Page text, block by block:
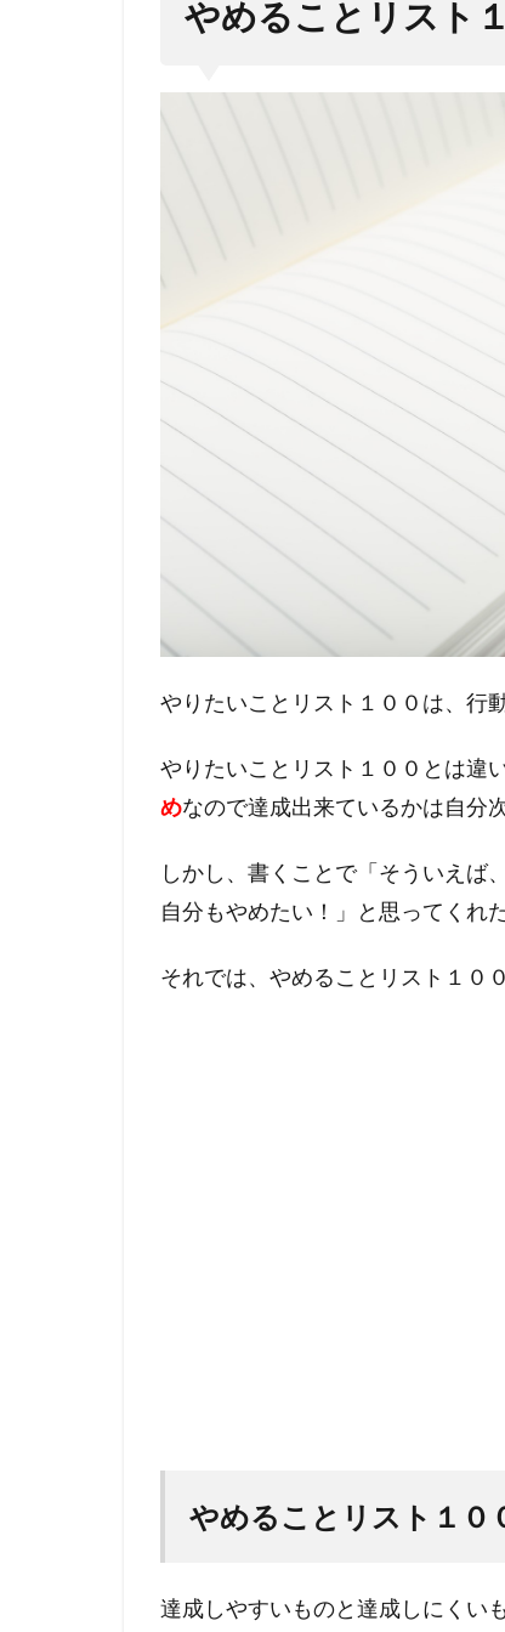
０
やめ
いて
る。
まと
やめることリスト
やりたいことリスト１００は、行
やりたいことリスト１００とは違い
めなので達成出来ているかは自分
しかし、書くことで「そういえば
自分もやめたい！」と思ってくれ
それでは、やめることリスト１０
やめることリスト１０
達成しやすいものと達成しにくい